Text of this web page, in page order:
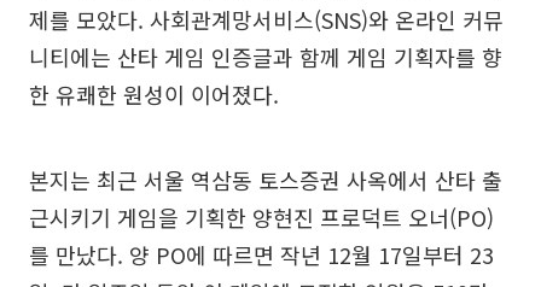
제를 모았다. 사회관계망서비스(SNS)와 온라인 커뮤
니티에는 산타 게임 인증글과 함께 게임 기획자를 향
한 유쾌한 원성이 이어졌다.
본지는 최근 서울 역삼동 토스증권 사옥에서 산타 출
근시키기 게임을 기획한 양현진 프로덕트 오너(PO)
를 만났다. 양 PO에 따르면 작년 12월 17일부터 23